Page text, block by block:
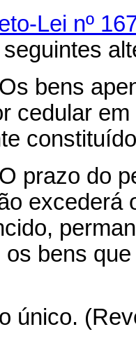
Lei nº
bens
cedular
prazo do
excederá
bens
único.